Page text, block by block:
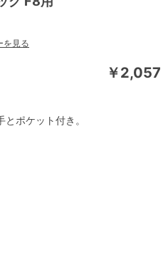
を見る
￥2,057
ポケット付き。